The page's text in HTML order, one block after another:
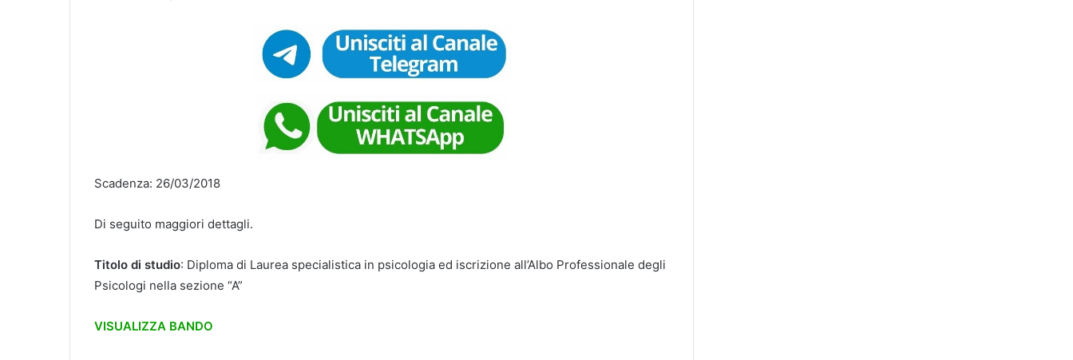
Scadenza: 26/03/2018
Di seguito maggiori dettagli.
Titolo di studio: Diploma di Laurea specialistica in psicologia ed iscrizione all’Albo Professionale degli
Psicologi nella sezione “A”
VISUALIZZA BANDO